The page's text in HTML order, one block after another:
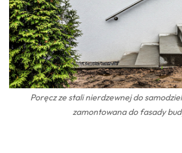
Poręcz ze stali nierdzewnej do
zamontowana do fasady